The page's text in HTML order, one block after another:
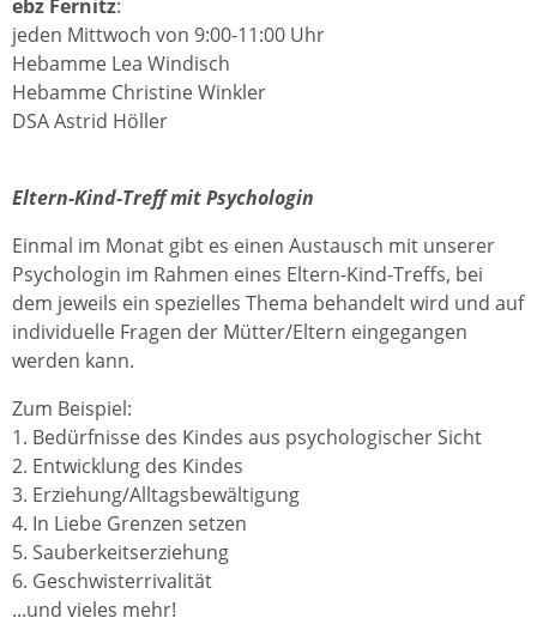
ebz Fernitz:
jeden Mittwoch von 9:00-11:00 Uhr
Hebamme Lea Windisch
Hebamme Christine Winkler
DSA Astrid Höller
Eltern-Kind-Treff mit Psychologin
Einmal im Monat gibt es einen Austausch mit unserer
Psychologin im Rahmen eines Eltern-Kind-Treffs, bei
dem jeweils ein spezielles Thema behandelt wird und auf
individuelle Fragen der Mütter/Eltern eingegangen
werden kann.
Zum Beispiel:
1. Bedürfnisse des Kindes aus psychologischer Sicht
2. Entwicklung des Kindes
3. Erziehung/Alltagsbewältigung
4. In Liebe Grenzen setzen
5. Sauberkeitserziehung
6. Geschwisterrivalität
...und vieles mehr!